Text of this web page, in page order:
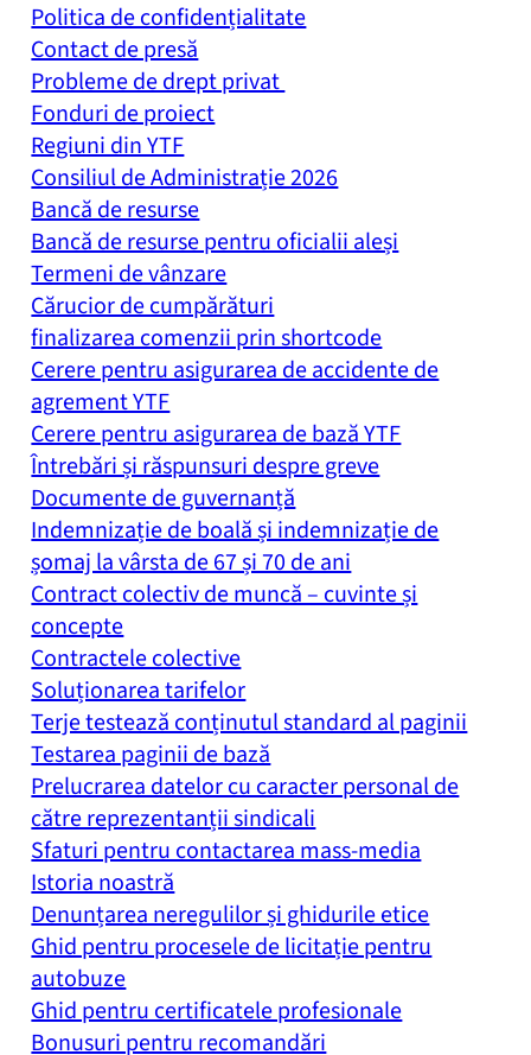
Politica de confidențialitate
Contact de presă
Probleme de drept privat
Fonduri de proiect
Regiuni din YTF
Consiliul de Administrație 2026
Bancă de resurse
Bancă de resurse pentru oficialii aleși
Termeni de vânzare
Cărucior de cumpărături
finalizarea comenzii prin shortcode
Cerere pentru asigurarea de accidente de
agrement YTF
Cerere pentru asigurarea de bază YTF
Întrebări și răspunsuri despre greve
Documente de guvernanță
Indemnizație de boală și indemnizație de
șomaj la vârsta de 67 și 70 de ani
Contract colectiv de muncă – cuvinte și
concepte
Contractele colective
Soluționarea tarifelor
Terje testează conținutul standard al paginii
Testarea paginii de bază
Prelucrarea datelor cu caracter personal de
către reprezentanții sindicali
Sfaturi pentru contactarea mass-media
Istoria noastră
Denunțarea neregulilor și ghidurile etice
Ghid pentru procesele de licitație pentru
autobuze
Ghid pentru certificatele profesionale
Bonusuri pentru recomandări